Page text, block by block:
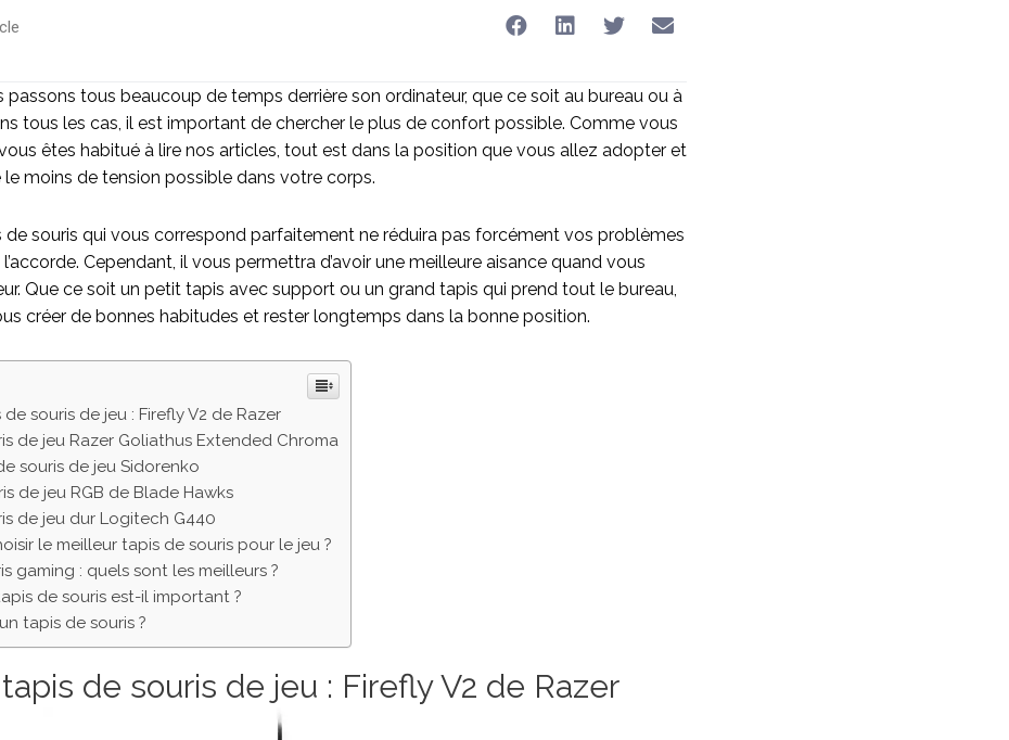
passons tous beaucoup de temps derrière son ordinateur, que ce soit au bureau ou à
tous les cas, il est important de chercher le plus de confort possible. Comme vous
êtes habitué à lire nos articles, tout est dans la position que vous allez adopter et
moins de tension possible dans votre corps.
de souris qui vous correspond parfaitement ne réduira pas forcément vos problèmes
Cependant, il vous permettra d’avoir une meilleure aisance quand vous
Que ce soit un petit tapis avec support ou un grand tapis qui prend tout le bureau,
créer de bonnes habitudes et rester longtemps dans la bonne position.
souris de jeu : Firefly V2 de Razer
de jeu Razer Goliathus Extended Chroma
souris de jeu Sidorenko
de jeu RGB de Blade Hawks
de jeu dur Logitech G440
le meilleur tapis de souris pour le jeu ?
gaming : quels sont les meilleurs ?
de souris est-il important ?
tapis de souris ?
de souris de jeu : Firefly V2 de Razer